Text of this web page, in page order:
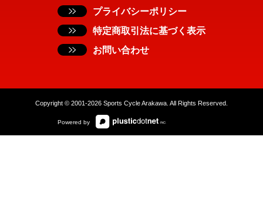
プライバシーポリシー
特定商取引法に基づく表示
お問い合わせ
Copyright © 2001-2026 Sports Cycle Arakawa. All Rights Reserved.
Powered by